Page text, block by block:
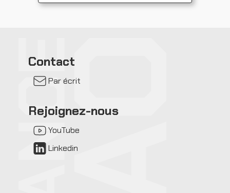
Contact
Par écrit
Rejoignez-nous
YouTube
Linkedin